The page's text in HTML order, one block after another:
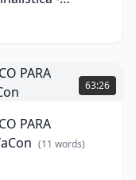
63:26
PARA
(11 words)